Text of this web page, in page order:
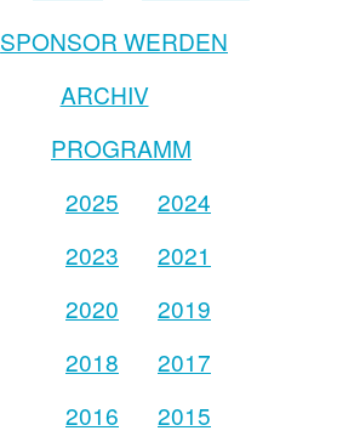
SPONSOR WERDEN
ARCHIV
PROGRAMM
2025
2024
2023
2021
2020
2019
2018
2017
2016
2015